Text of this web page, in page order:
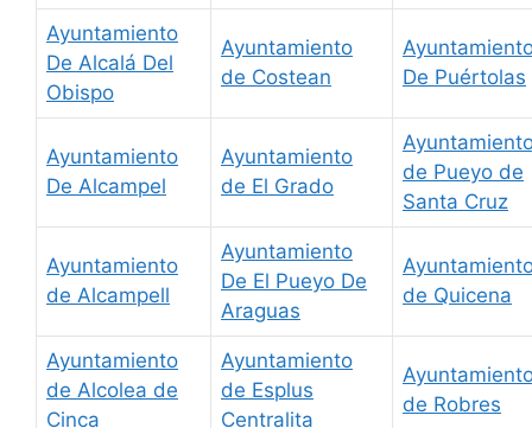
Ayuntamiento
De Alcalá Del
Obispo
Ayuntamiento
de Costean
De Puértolas
Ayuntamiento
De Alcampel
Ayuntamiento
de El Grado
de Pueyo de
Santa Cruz
Ayuntamiento
de Alcampell
Ayuntamiento
De El Pueyo De
Araguas
de Quicena
Ayuntamiento
de Alcolea de
Cinca
Ayuntamiento
de Esplus
Centralita
de Robres